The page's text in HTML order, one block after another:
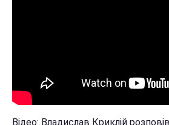
Відео: Владислав Криклій